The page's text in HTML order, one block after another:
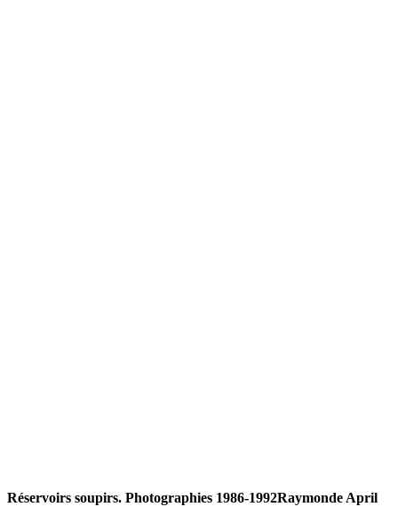
Réservoirs soupirs. Photographies 1986-1992Raymonde April